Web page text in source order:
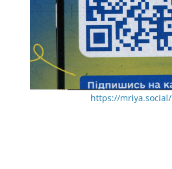
https://mriya.social/